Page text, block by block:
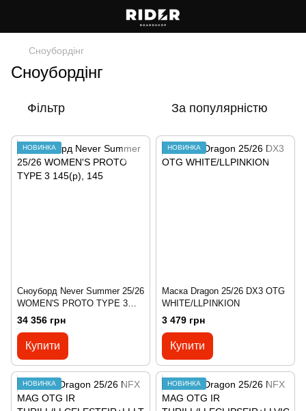
Сноубордiнг
Сноубордiнг
Фільтр За популярністю
НОВИНКА
Сноуборд Never Summer 25/26
WOMEN'S PROTO TYPE 3
145(р), 145
34 356 грн
Купити
НОВИНКА
Маска Dragon 25/26 DX3 OTG
WHITE/LLPINKION
3 479 грн
Купити
НОВИНКА НОВИНКА